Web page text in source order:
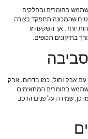
בחומרים ובחלקים
שהמכונה תתפקד בצורה
יותר, אך השקעה זו
בתיקונים תכופים.
סביבה
עם אבק וחול, כמו בדרום. אבק
בחומרים המתאימים
כן, שמירה על פנים הרכב